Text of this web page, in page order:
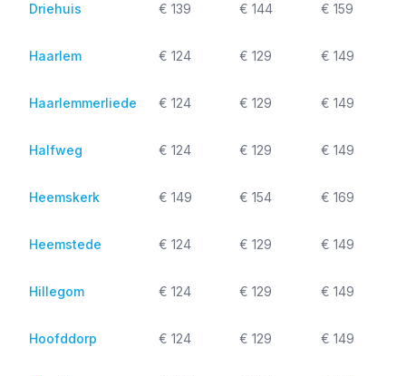
Driehuis € 139 € 144 € 159
Haarlem € 124 € 129 € 149
Haarlemmerliede € 124 € 129 € 149
Halfweg € 124 € 129 € 149
Heemskerk € 149 € 154 € 169
Heemstede € 124 € 129 € 149
Hillegom € 124 € 129 € 149
Hoofddorp € 124 € 129 € 149